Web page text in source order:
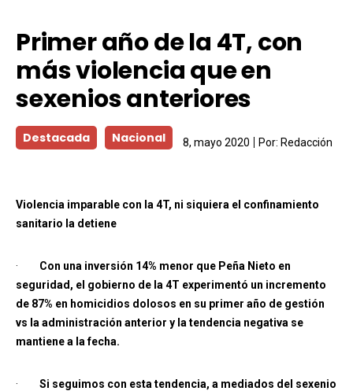
Primer año de la 4T, con
más violencia que en
sexenios anteriores
Destacada Nacional 8, mayo 2020 Por: Redacción
Violencia imparable con la 4T, ni siquiera el confinamiento
sanitario la detiene
· Con una inversión 14% menor que Peña Nieto en
seguridad, el gobierno de la 4T experimentó un incremento
de 87% en homicidios dolosos en su primer año de gestión
vs la administración anterior y la tendencia negativa se
mantiene a la fecha.
· Si seguimos con esta tendencia, a mediados del sexenio